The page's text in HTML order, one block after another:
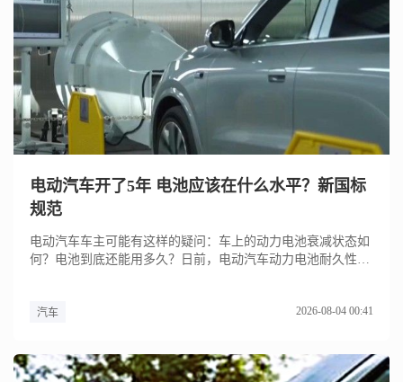
电动汽车开了5年 电池应该在什么水平？新国标
规范
电动汽车车主可能有这样的疑问：车上的动力电池衰减状态如
何？电池到底还能用多久？日前，电动汽车动力电池耐久性国
汽车 2026-08-04 00:41